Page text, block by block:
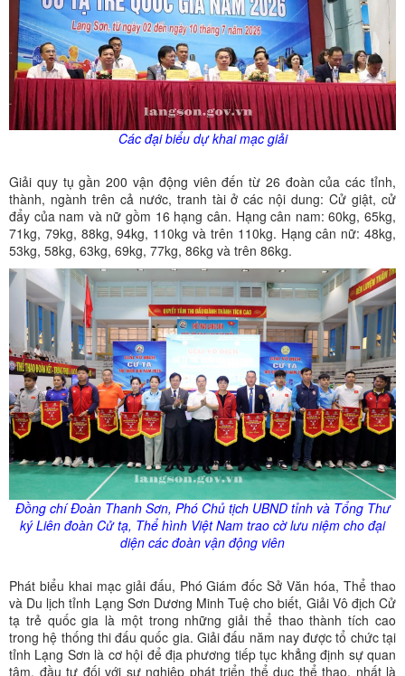
Các đại biểu dự khai mạc giải
Giải quy tụ gần 200 vận động viên đến từ 26 đoàn của các tỉnh,
thành, ngành trên cả nước, tranh tài ở các nội dung: Cử giật, cử
đẩy của nam và nữ gồm 16 hạng cân. Hạng cân nam: 60kg, 65kg,
71kg, 79kg, 88kg, 94kg, 110kg và trên 110kg. Hạng cân nữ: 48kg,
53kg, 58kg, 63kg, 69kg, 77kg, 86kg và trên 86kg.
Đồng chí Đoàn Thanh Sơn, Phó Chủ tịch UBND tỉnh và Tổng Thư
ký Liên đoàn Cử tạ, Thể hình Việt Nam trao cờ lưu niệm cho đại
diện các đoàn vận động viên
Phát biểu khai mạc giải đấu, Phó Giám đốc Sở Văn hóa, Thể thao
và Du lịch tỉnh Lạng Sơn Dương Minh Tuệ cho biết, Giải Vô địch Cử
tạ trẻ quốc gia là một trong những giải thể thao thành tích cao
trong hệ thống thi đấu quốc gia. Giải đấu năm nay được tổ chức tại
tỉnh Lạng Sơn là cơ hội để địa phương tiếp tục khẳng định sự quan
tâm, đầu tư đối với sự nghiệp phát triển thể dục thể thao, nhất là